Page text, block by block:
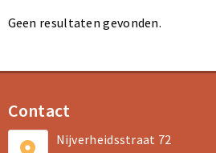
Geen resultaten gevonden.
Contact
Nijverheidsstraat 72